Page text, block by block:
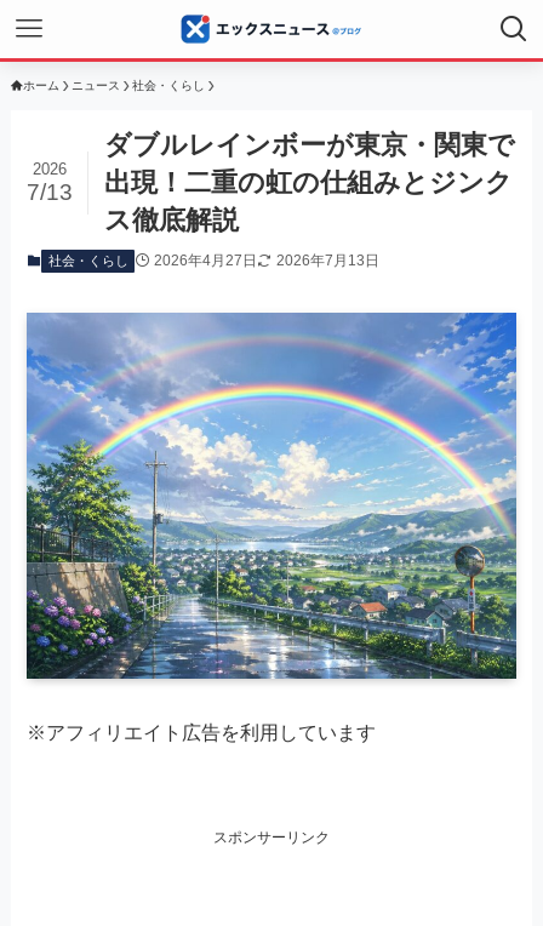
ホーム ニュース 社会・くらし
ダブルレインボーが東京・関東で
出現！二重の虹の仕組みとジンク
ス徹底解説
2026
7/13
社会・くらし 2026年4月27日 2026年7月13日
※アフィリエイト広告を利用しています
スポンサーリンク